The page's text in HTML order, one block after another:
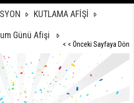
KUTLAMA AFİŞİ
Günü Afişi
< < Önceki Sayfaya Dön